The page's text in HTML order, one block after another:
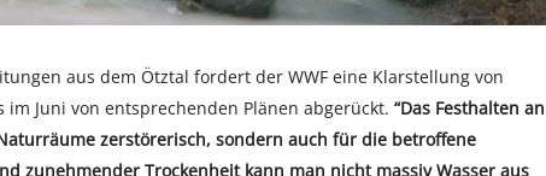
aus dem Ötztal fordert der WWF eine Klarstellung von
Juni von entsprechenden Plänen abgerückt. “Das Festhalten an
zerstörerisch, sondern auch für die betroffene
zunehmender Trockenheit kann man nicht massiv Wasser aus